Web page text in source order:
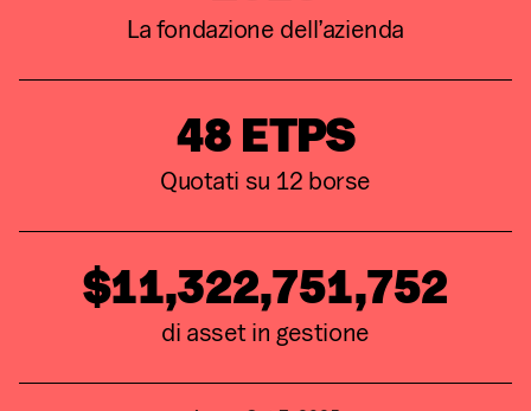
La fondazione dell’azienda
48 ETPS
Quotati su 12 borse
$11,322,751,752
di asset in gestione